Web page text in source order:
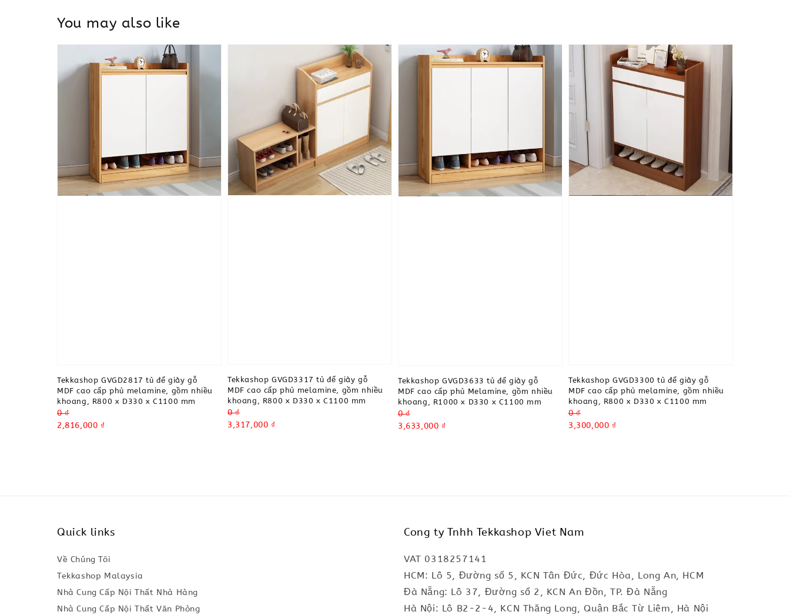
You may also like
Tekkashop GVGD2817 tủ để giày gỗ
MDF cao cấp phủ melamine, gồm nhiều
khoang, R800 x D330 x C1100 mm
Regular
price
0 ₫
Sale
2,816,000 ₫
Tekkashop GVGD3317 tủ để giày gỗ
MDF cao cấp phủ melamine, gồm nhiều
khoang, R800 x D330 x C1100 mm
Regular
price
0 ₫
Sale
3,317,000 ₫
Tekkashop GVGD3633 tủ để giày gỗ
MDF cao cấp phủ Melamine, gồm nhiều
khoang, R1000 x D330 x C1100 mm
Regular
price
0 ₫
Sale
3,633,000 ₫
Tekkashop GVGD3300 tủ để giày gỗ
MDF cao cấp phủ melamine, gồm nhiều
khoang, R800 x D330 x C1100 mm
Regular
price
0 ₫
Sale
3,300,000 ₫
Quick links
Về Chúng Tôi
Tekkashop Malaysia
Nhà Cung Cấp Nội Thất Nhà Hàng
Nhà Cung Cấp Nội Thất Văn Phòng
Cong ty Tnhh Tekkashop Viet Nam
VAT 0318257141
HCM: Lô 5, Đường số 5, KCN Tân Đức, Đức Hòa, Long An, HCM
Đà Nẵng: Lô 37, Đường số 2, KCN An Đồn, TP. Đà Nẵng
Hà Nội: Lô B2-2-4, KCN Thăng Long, Quận Bắc Từ Liêm, Hà Nội